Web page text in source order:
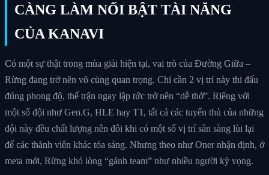
CÀNG LÀM NỔI BẬT TÀI NĂNG
CỦA KANAVI
Có một sự thật trong mùa giải hiện tại, vai trò của Đường Giữa –
Rừng đang trở nên vô cùng quan trọng. Chỉ cần 2 vị trí này thi đấu
đúng phong độ, thế trận ngay lập tức trở nên “dễ thở”. Riêng với
một số đội như Gen.G, HLE hay T1, tất cả các tuyển thủ của những
đội này đều chất lượng nên đôi khi có một số vị trí sẵn sàng lùi lại
để các thành viên khác tỏa sáng. Nhưng theo như Oner nhận định, ở
meta mới, Rừng khó lòng “gánh team” như nhiều người kỳ vọng.